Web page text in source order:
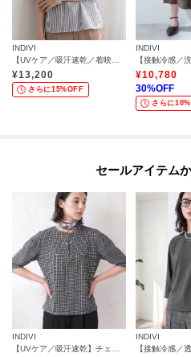
INDIVI
¥13,200
さらに15%OFF
INDIVI
¥10,780
30%OFF
さらに
セールアイテム
INDIVI
【UVケア／吸汗速乾】チェック柄タックボリュームスリーブトップス
INDIVI